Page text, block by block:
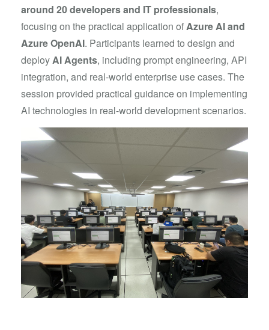
around 20 developers and IT professionals,
focusing on the practical application ofAzure AI and
Azure OpenAI. Participants learned to design and
deployAI Agents, including prompt engineering, API
integration, and real-world enterprise use cases. The
session provided practical guidance on implementing
AI technologies in real-world development scenarios.